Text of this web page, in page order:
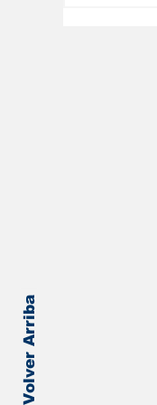
Volver Arriba